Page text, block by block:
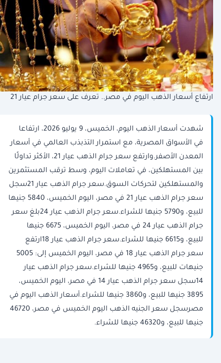
ارتفاع أسعار الذهب اليوم في مصر.. تعرف على سعر جرام عيار 21
شهدت أسعار الذهب اليوم، الخميس، 9 يوليو 2026، ارتفاعا
في الأسواق المصرية، مع استمرار التذبذب العالمي في أسعار
المعدن الأصفر.وارتفع سعر جرام الذهب عيار 21، الأكثر تداولًا
بين المستهلكين، في تعاملات اليوم، وسط ترقب المستثمرين
والمستهلكين لتحركات السوق.سعر جرام الذهب عيار 21سجل
سعر جرام الذهب عيار 21 في مصر، اليوم الخميس، 5840 جنيها
للبيع، و5790 جنيها للشراء.سعر جرام الذهب عيار 24بلغ سعر
جرام الذهب عيار 24 في مصر، اليوم الخميس، 6675 جنيها
للبيع، و6615 جنيها للشراء.سعر جرام الذهب عيار 18ارتفع
سعر جرام الذهب عيار 18 في مصر، اليوم الخميس إلى: 5005
جنيهات للبيع، و4965 جنيها للشراء.سعر جرام الذهب عيار
14سجل سعر جرام الذهب عيار 14 في مصر، اليوم الخميس،
3895 جنيها للبيع، و3860 جنيها للشراء.أسعار الذهب اليوم في
مصرسجل سعر الجنيه الذهب اليوم الخميس في مصر، 46720
جنيها للبيع، و46320 جنيها للشراء.